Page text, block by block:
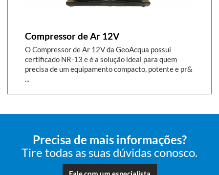
Compressor de Ar 12V
O Compressor de Ar 12V da GeoAcqua possui
certificado NR-13 e é a solução ideal para quem
precisa de um equipamento compacto, potente e pr&
...
Precisa de mais informações?
Tire todas as suas dúvidas conosco.